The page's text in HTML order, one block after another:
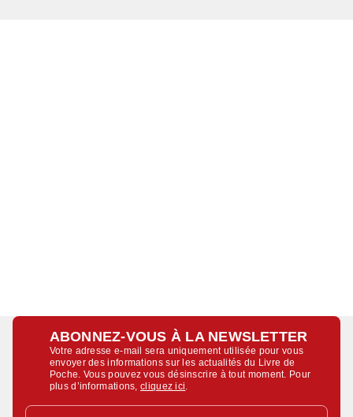
ABONNEZ-VOUS À LA NEWSLETTER
Votre adresse e-mail sera uniquement utilisée pour vous
envoyer des informations sur les actualités du Livre de
Poche. Vous pouvez vous désinscrire à tout moment. Pour
plus d’informations,cliquez ici